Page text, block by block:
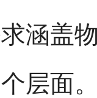
涵盖
层面